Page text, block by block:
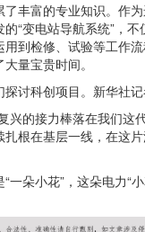
丰富的专业知识。作为
“变电站导航系统”，
到检修、试验等工作
量宝贵时间。
讨科创项目。新华社
的接力棒落在我们这
扎根在基层一线，在这
朵小花”，这朵电力“小